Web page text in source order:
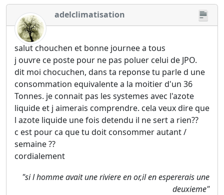
adelclimatisation
salut chouchen et bonne journee a tous
j ouvre ce poste pour ne pas poluer celui de JPO.
dit moi chocuchen, dans ta reponse tu parle d une
consommation equivalente a la moitier d'un 36
Tonnes. je connait pas les systemes avec l'azote
liquide et j aimerais comprendre. cela veux dire que
l azote liquide une fois detendu il ne sert a rien??
c est pour ca que tu doit consommer autant /
semaine ??
cordialement
"si l homme avait une riviere en or,il en espererais une
deuxieme"